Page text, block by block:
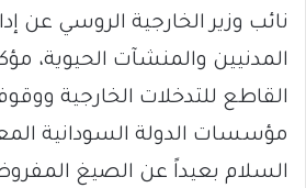
نائب وزير الخارجية الروسي عن
المدنيين والمنشآت الحيوية،
القاطع للتدخلات الخارجية
مؤسسات الدولة السودانية
السلام بعيداً عن الصيغ